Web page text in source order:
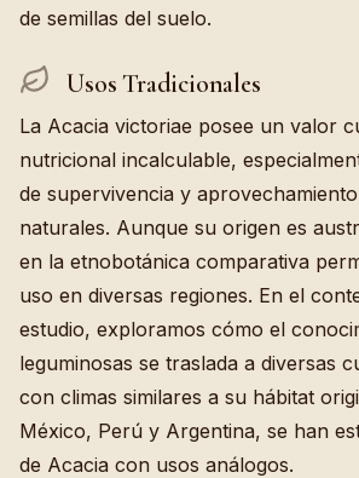
de semillas del suelo.
Usos Tradicionales
La Acacia victoriae posee un valor
nutricional incalculable,
de supervivencia y
naturales. Aunque su origen es
en la etnobotánica comparativa
uso en diversas regiones. En el
estudio, exploramos cómo el
leguminosas se traslada a diversas
con climas similares a su hábitat
México, Perú y Argentina, se han
de Acacia con usos análogos.